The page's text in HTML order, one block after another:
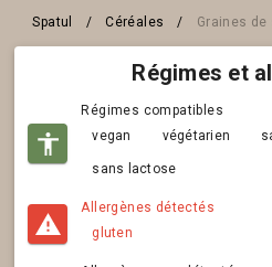
Spatul / Céréales / Graines de
Régimes et
Régimes compatibles
vegan
végétarien
sans lactose
Allergènes détectés
gluten